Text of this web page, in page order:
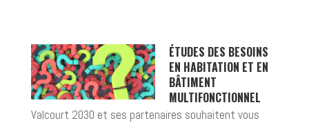
ÉTUDES DES BESOINS
EN HABITATION ET EN
BÂTIMENT
MULTIFONCTIONNEL
Valcourt 2030 et ses partenaires souhaitent vous